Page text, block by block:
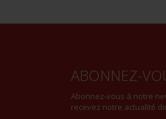
ABONNEZ-
Abonnez-vous à notre
recevez notre actualité